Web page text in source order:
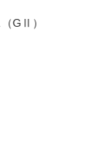
GⅡ）